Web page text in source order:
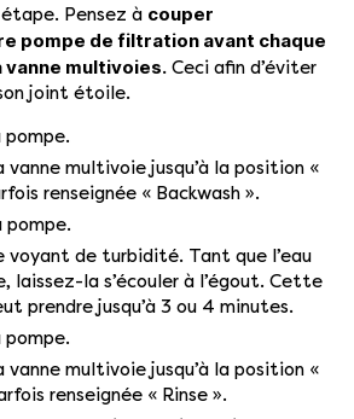
Pensez à couper
pompe de filtration avant chaque
vanne multivoies. Ceci afin d’éviter
joint étoile.
vanne multivoie jusqu’à la position «
renseignée « Backwash ».
pompe.
voyant de turbidité. Tant que l’eau
laissez-la s’écouler à l’égout. Cette
prendre jusqu’à 3 ou 4 minutes.
vanne multivoie jusqu’à la position «
renseignée « Rinse ».